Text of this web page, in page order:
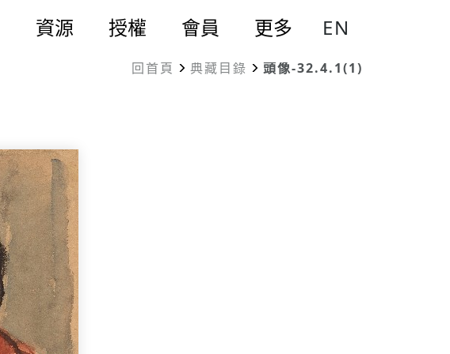
資源 授權 會員 更多 EN
回首頁 典藏目錄 頭像-32.4.1(1)